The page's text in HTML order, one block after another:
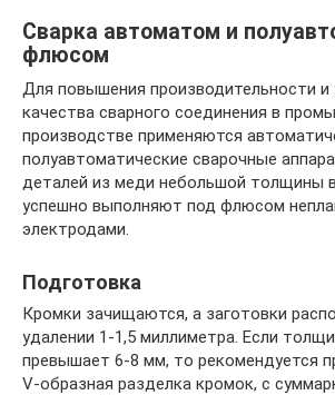
Сварка автоматом и
флюсом
Для повышения производительности и
качества сварного соединения в
производстве применяются
полуавтоматические сварочные
деталей из меди небольшой толщины
успешно выполняют под флюсом
электродами.
Подготовка
Кромки зачищаются, а заготовки
удалении 1-1,5 миллиметра. Если
превышает 6-8 мм, то рекомендуется
V-образная разделка кромок, с